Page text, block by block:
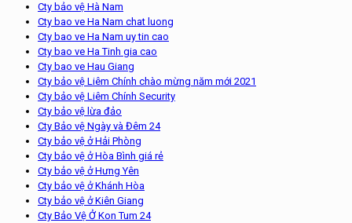
Cty bảo vệ Hà Nam
Cty bao ve Ha Nam chat luong
Cty bao ve Ha Nam uy tin cao
Cty bao ve Ha Tinh gia cao
Cty bao ve Hau Giang
Cty bảo vệ Liêm Chính chào mừng năm mới 2021
Cty bảo vệ Liêm Chính Security
Cty bảo vệ lừa đảo
Cty Bảo vệ Ngày và Đêm 24
Cty bảo vệ ở Hải Phòng
Cty bảo vệ ở Hòa Bình giá rẻ
Cty bảo vệ ở Hưng Yên
Cty bảo vệ ở Khánh Hòa
Cty bảo vệ ở Kiên Giang
Cty Bảo Vệ Ở Kon Tum 24